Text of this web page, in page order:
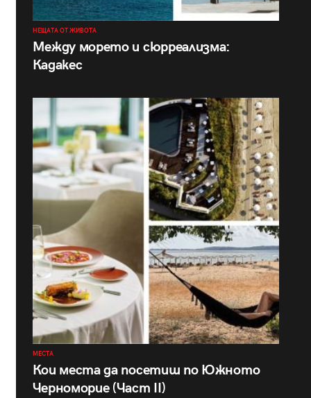
НЕЩАТА ОТ ЖИВОТА
Между морето и сюрреализма:
Кадакес
МЕСТА
Кои места да посетиш по Южното
Черноморие (Част II)